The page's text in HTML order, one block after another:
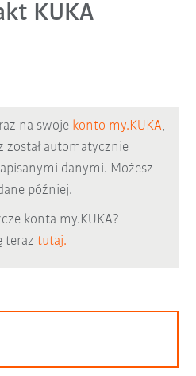
KUKA
na swoje konto my.KUKA,
został automatycznie
danymi. Możesz
później.
konta my.KUKA?
teraztutaj.